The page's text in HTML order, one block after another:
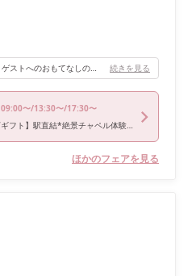
『感謝』をテーマにしていたので、ゲストへのおもてなしのひとつとして“料理”は特に大切にしました。 ラグナヴェールプレミアは、レストランも運営されている式場のため、味は折り紙付き。 参列経験が豊富なゲストからも「とても美味しかった！」と嬉しいお言葉をいただきました。 私たちが披露宴を行ったモダンスイートレジデンスは、横長の会場で、どの席からでもお互いの表情が見えやすく、特に後列に座る親族の顔までしっかり見えたのが嬉しかったです。 シックで落ち着いた色味の空間なので、お色直しで着用した色打掛はとても映えました。 また、この会場では併設のレストランスペースを自由に活用できるのも魅力です。 私たちは、エンドロールムービー用のゲスト全員との撮影や、お色直し中に行った「引き出物×引き菓子マルシェ」など、自由度の高い演出を楽しみました。 さらに、当日新郎新婦には披露宴中に前菜とパンのみが提供され、結び後にブライズルームでゆっくりと残りのお料理をいただけるため、当日はゲストとの歓談に集中できるのも嬉しいポイントです。 続きを見る
09:00〜/13:30〜/17:30〜
【150万優待＆最大3万ギフト】駅直結*絶景チャペル体験×選べる会場
ほかのフェアを見る